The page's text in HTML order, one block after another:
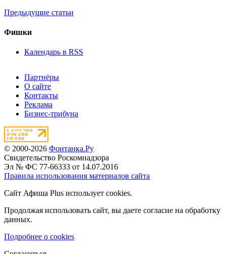
Предыдущие статьи
Фишки
Календарь в RSS
Партнёры
О сайте
Контакты
Реклама
Бизнес-трибуна
© 2000-2026 Фонтанка.Ру
Свидетельство Роскомнадзора
Эл № ФС 77-66333 от 14.07.2016
Правила использования материалов сайта
Сайт Афиша Plus использует cookies.
Продолжая использовать сайт, вы даете согласие на обработку
данных.
Подробнее о cookies